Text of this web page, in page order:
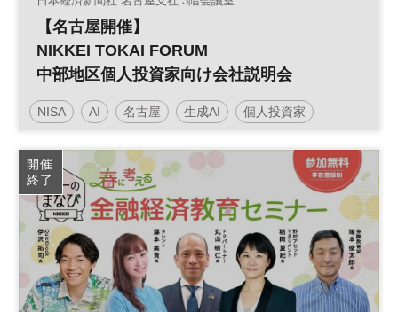
【名古屋開催】
NIKKEI TOKAI FORUM
中部地区個人投資家向け会社説明会
NISA AI 名古屋 生成AI 個人投資家
株式投資 参加無料
土日祝開催
開催
終了